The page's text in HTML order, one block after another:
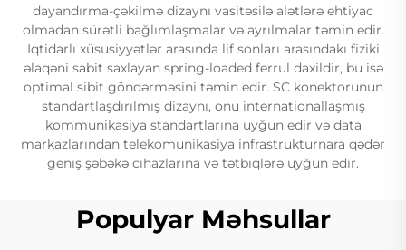
dayandırma-çəkilmə dizaynı vasitəsilə alətlərə ehtiyac
olmadan sürətli bağlımlaşmalar və ayrılmalar təmin edir.
İqtidarlı xüsusiyyətlər arasında lif sonları arasındakı fiziki
əlaqəni sabit saxlayan spring-loaded ferrul daxildir, bu isə
optimal sibit göndərməsini təmin edir. SC konektorunun
standartlaşdırılmış dizaynı, onu internationallaşmış
kommunikasiya standartlarına uyğun edir və data
markazlarından telekomunikasiya infrastrukturnara qədər
geniş şəbəkə cihazlarına və tətbiqlərə uyğun edir.
Populyar Məhsullar